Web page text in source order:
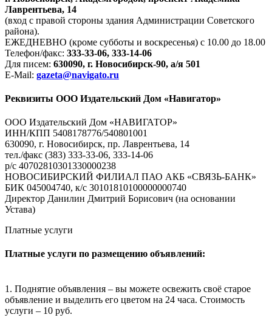
Лаврентьева, 14
(вход с правой стороны здания Администрации Советского
района).
ЕЖЕДНЕВНО (кроме субботы и воскресенья) с 10.00 до 18.00
Телефон/факс: 333-33-06, 333-14-06
Для писем: 630090, г. Новосибирск-90, а/я 501
E-Mail: gazeta@navigato.ru
Реквизиты ООО Издательский Дом «Навигатор»
ООО Издательский Дом «НАВИГАТОР»
ИНН/КПП 5408178776/540801001
630090, г. Новосибирск, пр. Лаврентьева, 14
тел./факс (383) 333-33-06, 333-14-06
р/с 40702810301330000238
НОВОСИБИРСКИЙ ФИЛИАЛ ПАО АКБ «СВЯЗЬ-БАНК»
БИК 045004740, к/с 30101810100000000740
Директор Данилин Дмитрий Борисович (на основании
Устава)
Платные услуги
Платные услуги по размещению объявлений:
1. Поднятие объявления – вы можете освежить своё старое
объявление и выделить его цветом на 24 часа. Стоимость
услуги – 10 руб.